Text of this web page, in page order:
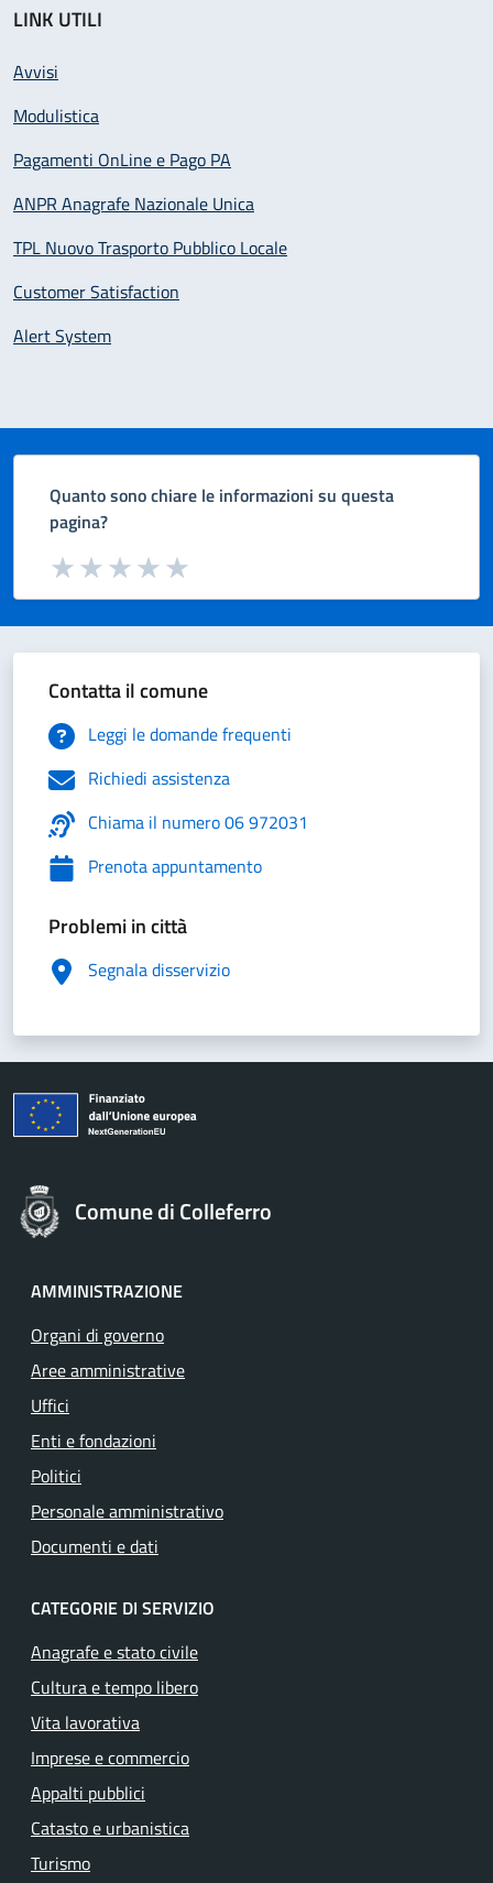
LINK UTILI
Avvisi
Modulistica
Pagamenti OnLine e Pago PA
ANPR Anagrafe Nazionale Unica
TPL Nuovo Trasporto Pubblico Locale
Customer Satisfaction
Alert System
Quanto sono chiare le informazioni su questa
pagina?
Valuta da 1 a 5 stelle la pagina
Valuta 5 stelle su 5
Valuta 4 stelle su 5
Valuta 3 stelle su 5
Valuta 2 stelle su 5
Valuta 1 stelle su 5
Contatta il comune
Leggi le domande frequenti
Richiedi assistenza
Chiama il numero 06 972031
Prenota appuntamento
Problemi in città
Segnala disservizio
Comune di Colleferro
AMMINISTRAZIONE
Organi di governo
Aree amministrative
Uffici
Enti e fondazioni
Politici
Personale amministrativo
Documenti e dati
CATEGORIE DI SERVIZIO
Anagrafe e stato civile
Cultura e tempo libero
Vita lavorativa
Imprese e commercio
Appalti pubblici
Catasto e urbanistica
Turismo